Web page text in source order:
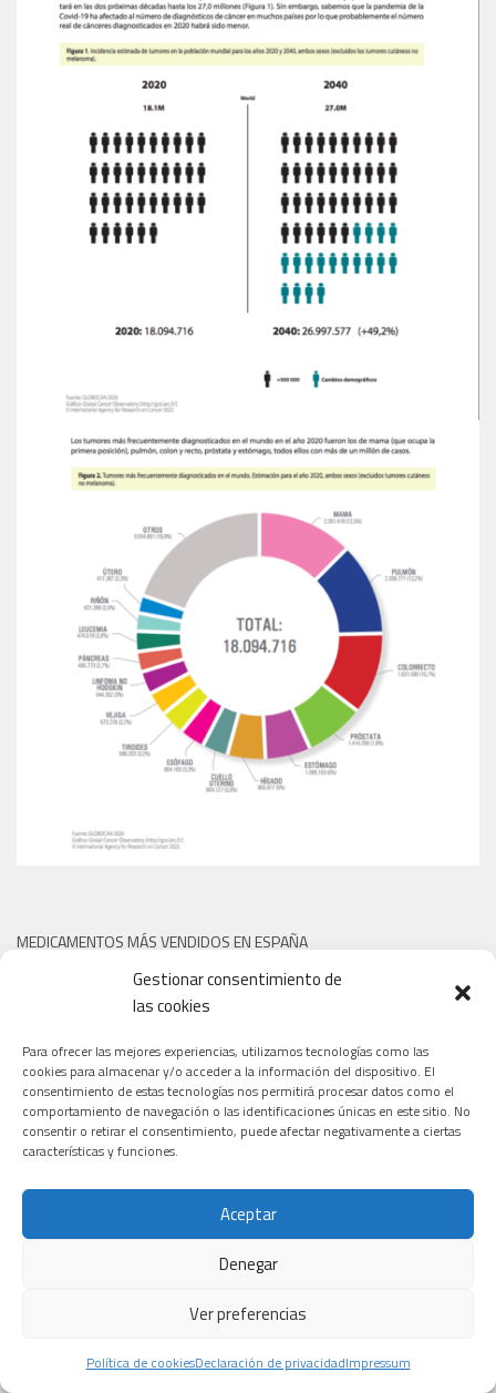
Gestionar consentimiento de
las cookies
Para ofrecer las mejores experiencias, utilizamos tecnologías como las
cookies para almacenar y/o acceder a la información del dispositivo. El
consentimiento de estas tecnologías nos permitirá procesar datos como el
comportamiento de navegación o las identificaciones únicas en este sitio. No
consentir o retirar el consentimiento, puede afectar negativamente a ciertas
características y funciones.
Aceptar
Denegar
Ver preferencias
Política de cookiesDeclaración de privacidadImpressum
MEDICAMENTOS MÁS VENDIDOS EN ESPAÑA
TIPOS DE CÁNCER QUE TRATAN LOS NUEVOS ENSAYOS